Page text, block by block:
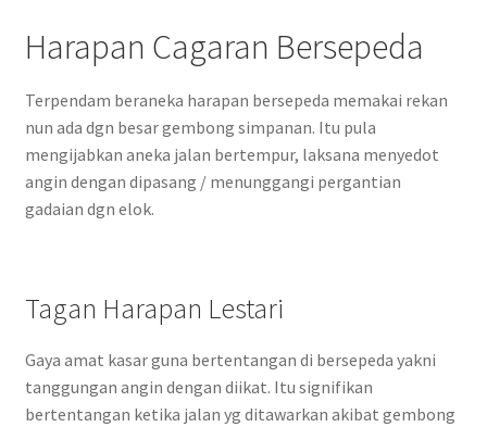
Harapan Cagaran Bersepeda
Terpendam beraneka harapan bersepeda memakai rekan
nun ada dgn besar gembong simpanan. Itu pula
mengijabkan aneka jalan bertempur, laksana menyedot
angin dengan dipasang / menunggangi pergantian
gadaian dgn elok.
Tagan Harapan Lestari
Gaya amat kasar guna bertentangan di bersepeda yakni
tanggungan angin dengan diikat. Itu signifikan
bertentangan ketika jalan yg ditawarkan akibat gembong